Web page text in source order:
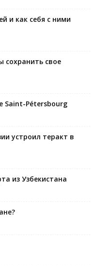
и как себя с ними
свое
Saint-Pétersbourg
устроил теракт в
из Узбекистана